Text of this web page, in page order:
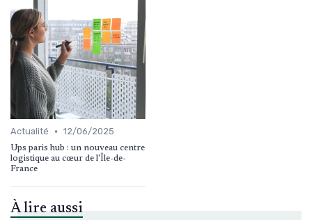
Actualité • 12/06/2025
Ups paris hub : un nouveau centre
logistique au cœur de l'Île-de-
France
À lire aussi